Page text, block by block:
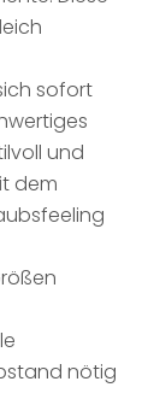
sofort
und
dem
nötig